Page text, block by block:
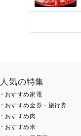
人気の特集
おすすめ家電
おすすめ金券・旅行券
おすすめ肉
おすすめ米